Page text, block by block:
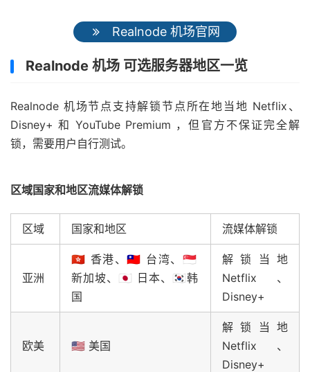
Realnode 机场官网
Realnode 机场 可选服务器地区一览
Realnode 机场节点支持解锁节点所在地当地 Netflix、
Disney+ 和 YouTube Premium ，但官方不保证完全解
锁，需要用户自行测试。
区域国家和地区流媒体解锁
区域 国家和地区 流媒体解锁
亚洲
🇭🇰 香港、🇹🇼 台湾、🇸🇬
新加坡、🇯🇵 日本、🇰🇷韩
国
解锁当地
Netflix、
Disney+
欧美 🇺🇸 美国
解锁当地
Netflix、
Disney+